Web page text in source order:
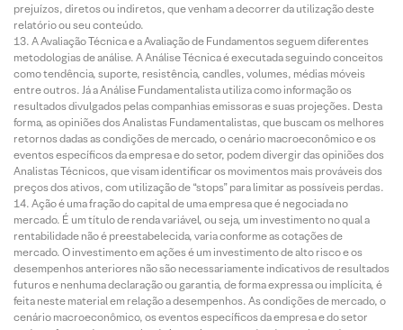
prejuízos, diretos ou indiretos, que venham a decorrer da utilização deste
relatório ou seu conteúdo.
A Avaliação Técnica e a Avaliação de Fundamentos seguem diferentes
metodologias de análise. A Análise Técnica é executada seguindo conceitos
como tendência, suporte, resistência, candles, volumes, médias móveis
entre outros. Já a Análise Fundamentalista utiliza como informação os
resultados divulgados pelas companhias emissoras e suas projeções. Desta
forma, as opiniões dos Analistas Fundamentalistas, que buscam os melhores
retornos dadas as condições de mercado, o cenário macroeconômico e os
eventos específicos da empresa e do setor, podem divergir das opiniões dos
Analistas Técnicos, que visam identificar os movimentos mais prováveis dos
preços dos ativos, com utilização de “stops” para limitar as possíveis perdas.
Ação é uma fração do capital de uma empresa que é negociada no
mercado. É um título de renda variável, ou seja, um investimento no qual a
rentabilidade não é preestabelecida, varia conforme as cotações de
mercado. O investimento em ações é um investimento de alto risco e os
desempenhos anteriores não são necessariamente indicativos de resultados
futuros e nenhuma declaração ou garantia, de forma expressa ou implícita, é
feita neste material em relação a desempenhos. As condições de mercado, o
cenário macroeconômico, os eventos específicos da empresa e do setor